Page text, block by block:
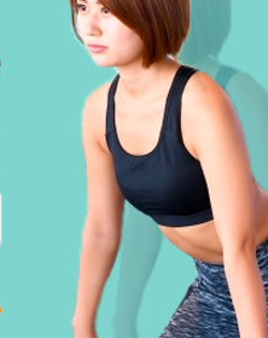
！部活生に増える痛み
スタッフブログ